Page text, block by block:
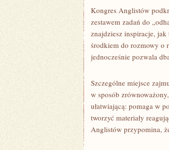
Kongres Anglistów
zestawem zadań do
znajdziesz inspiracje,
środkiem do rozmowy o
jednocześnie pozwala
Szczególne miejsce
w sposób
ułatwiającą: pomaga w
tworzyć materiały
Anglistów przypomina,